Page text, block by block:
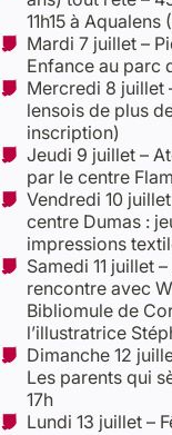
11h15 à
Mardi 7 juillet –
Enfance au parc
Mercredi 8 juillet
lensois de plus
inscription)
Jeudi 9 juillet –
par le centre
Vendredi 10
centre Dumas :
impressions
Samedi 11 juillet
rencontre avec
Bibliomule de
l’illustratrice
Dimanche 12
Les parents qui
17h
Lundi 13 juillet –